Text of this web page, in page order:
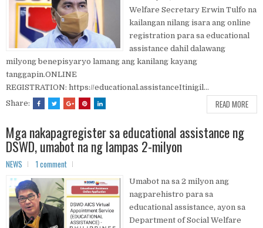
Welfare Secretary Erwin Tulfo na
kailangan nilang isara ang online
registration para sa educational
assistance dahil dalawang
milyong benepisyaryo lamang ang kanilang kayang
tanggapin.ONLINE
REGISTRATION: https://educational.assistanceItinigil...
Share:
READ MORE
Mga nakapagregister sa educational assistance ng
DSWD, umabot na ng lampas 2-milyon
NEWS 1 comment
Umabot na sa 2 milyon ang
nagparehistro para sa
educational assistance, ayon sa
Department of Social Welfare